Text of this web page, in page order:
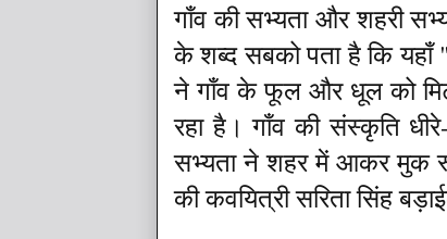
गाँव की सभ्यता और शहरी
के शब्द सबको पता है कि
ने गाँव के फूल और धूल को
रहा है। गाँव की संस्कृति
सभ्यता ने शहर में आकर मुक
की कवयित्री सरिता सिंह